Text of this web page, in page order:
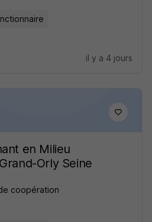
il y a 4 jours
en Milieu
Orly Seine
coopération